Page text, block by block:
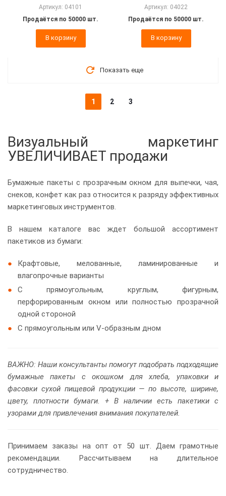
Артикул: 04101
Продаётся по 50000 шт.
В корзину
Артикул: 04022
Продаётся по 50000 шт.
В корзину
Показать еще
1 2 3
Визуальный маркетинг
УВЕЛИЧИВАЕТ продажи
Бумажные пакеты с прозрачным окном для выпечки, чая,
снеков, конфет как раз относится к разряду эффективных
маркетинговых инструментов.
В нашем каталоге вас ждет большой ассортимент
пакетиков из бумаги:
Крафтовые, мелованные, ламинированные и
влагопрочные варианты
С прямоугольным, круглым, фигурным,
перфорированным окном или полностью прозрачной
одной стороной
С прямоугольным или V-образным дном
ВАЖНО: Наши консультанты помогут подобрать подходящие
бумажные пакеты с окошком для хлеба, упаковки и
фасовки сухой пищевой продукции — по высоте, ширине,
цвету, плотности бумаги. + В наличии есть пакетики с
узорами для привлечения внимания покупателей.
Принимаем заказы на опт от 50 шт. Даем грамотные
рекомендации. Рассчитываем на длительное
сотрудничество.